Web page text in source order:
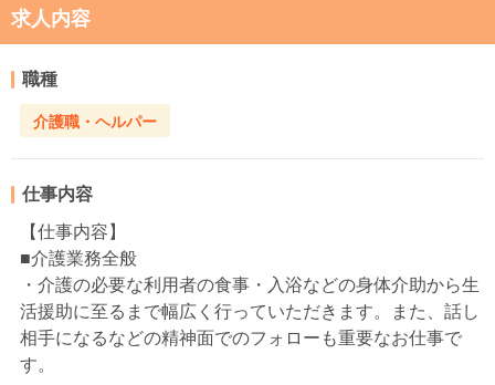
求人内容
職種
介護職・ヘルパー
仕事内容
【仕事内容】
■介護業務全般
・介護の必要な利用者の食事・入浴などの身体介助から生
活援助に至るまで幅広く行っていただきます。また、話し
相手になるなどの精神面でのフォローも重要なお仕事で
す。